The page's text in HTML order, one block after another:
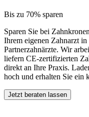
Bis zu 70% sparen
Sparen Sie bei
Ihrem eigenen Zahnarzt in
Partnerzahnärzte. Wir
liefern CE-zertifizierten
direkt an Ihre Praxis.
hoch und erhalten Sie ein
Jetzt beraten lassen